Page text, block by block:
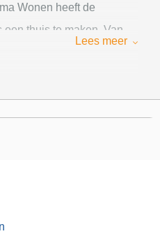
Wonen heeft de
thuis te maken. Van
Lees meer